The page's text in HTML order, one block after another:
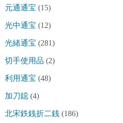
元通通宝 (15)
光中通宝 (12)
光緒通宝 (281)
切手使用品 (2)
利用通宝 (48)
加刀鐚 (4)
北宋鉄銭折二銭 (186)